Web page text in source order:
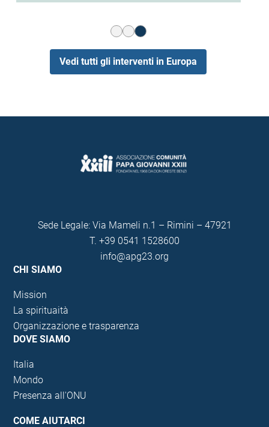
Vedi tutti gli interventi in Europa
Sede Legale: Via Mameli n.1 – Rimini – 47921
T. +39 0541 1528600
info@apg23.org
CHI SIAMO
Mission
La spirituaità
Organizzazione e trasparenza
DOVE SIAMO
Italia
Mondo
Presenza all'ONU
COME AIUTARCI